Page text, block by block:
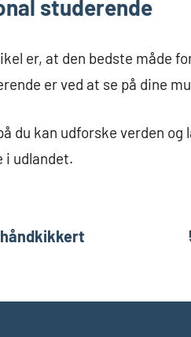
studerende
er, at den bedste måde
er ved at se på dine
du kan udforske verden
i udlandet.